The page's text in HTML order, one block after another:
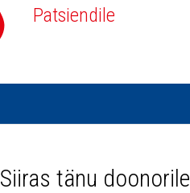
Patsiendile
Siiras tänu doonorile